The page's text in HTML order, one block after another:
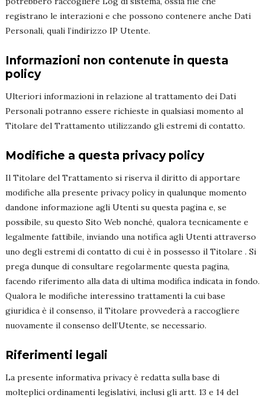
registrano le interazioni e che possono contenere anche Dati
Personali, quali l’indirizzo IP Utente.
Informazioni non contenute in questa
policy
Ulteriori informazioni in relazione al trattamento dei Dati
Personali potranno essere richieste in qualsiasi momento al
Titolare del Trattamento utilizzando gli estremi di contatto.
Modifiche a questa privacy policy
Il Titolare del Trattamento si riserva il diritto di apportare
modifiche alla presente privacy policy in qualunque momento
dandone informazione agli Utenti su questa pagina e, se
possibile, su questo Sito Web nonché, qualora tecnicamente e
legalmente fattibile, inviando una notifica agli Utenti attraverso
uno degli estremi di contatto di cui è in possesso il Titolare . Si
prega dunque di consultare regolarmente questa pagina,
facendo riferimento alla data di ultima modifica indicata in fondo.
Qualora le modifiche interessino trattamenti la cui base
giuridica è il consenso, il Titolare provvederà a raccogliere
nuovamente il consenso dell’Utente, se necessario.
Riferimenti legali
La presente informativa privacy è redatta sulla base di
molteplici ordinamenti legislativi, inclusi gli artt. 13 e 14 del